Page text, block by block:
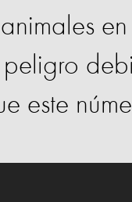
peligro
este